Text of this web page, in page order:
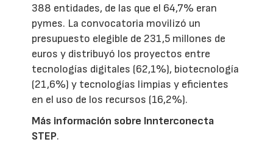
388 entidades, de las que el 64,7% eran
pymes. La convocatoria movilizó un
presupuesto elegible de 231,5 millones de
euros y distribuyó los proyectos entre
tecnologías digitales (62,1%), biotecnología
(21,6%) y tecnologías limpias y eficientes
en el uso de los recursos (16,2%).
Más información sobre Innterconecta
STEP.